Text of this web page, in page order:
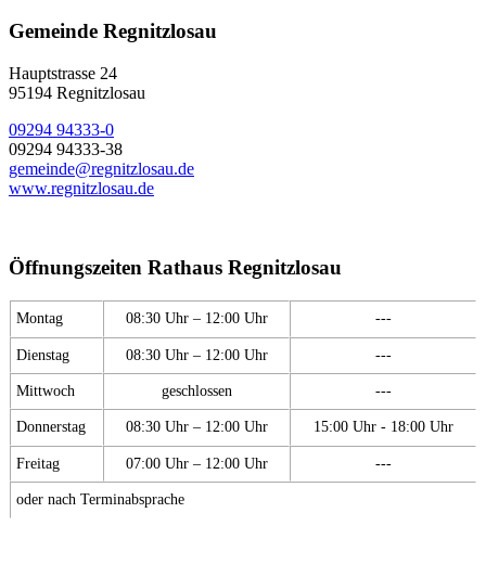
Gemeinde Regnitzlosau
Hauptstrasse 24
95194 Regnitzlosau
09294 94333-0
09294 94333-38
gemeinde@regnitzlosau.de
www.regnitzlosau.de
Öffnungszeiten Rathaus Regnitzlosau
Montag 08:30 Uhr – 12:00 Uhr ---
Dienstag 08:30 Uhr – 12:00 Uhr ---
Mittwoch geschlossen ---
Donnerstag 08:30 Uhr – 12:00 Uhr 15:00 Uhr - 18:00 Uhr
Freitag 07:00 Uhr – 12:00 Uhr ---
oder nach Terminabsprache